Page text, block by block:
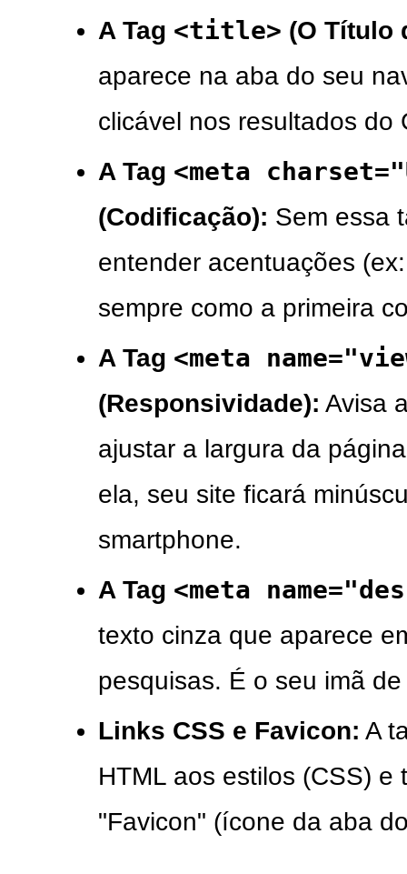
A Tag <title> (O Título
aparece na aba do seu
clicável nos resultados do
A Tag <meta
(Codificação): Sem essa
entender acentuações
sempre como a primeira
A Tag <meta
(Responsividade): Avisa
ajustar a largura da
ela, seu site ficará
smartphone.
A Tag <meta
texto cinza que aparece
pesquisas. É o seu imã
Links CSS e Favicon: A
HTML aos estilos (CSS) e
"Favicon" (ícone da aba